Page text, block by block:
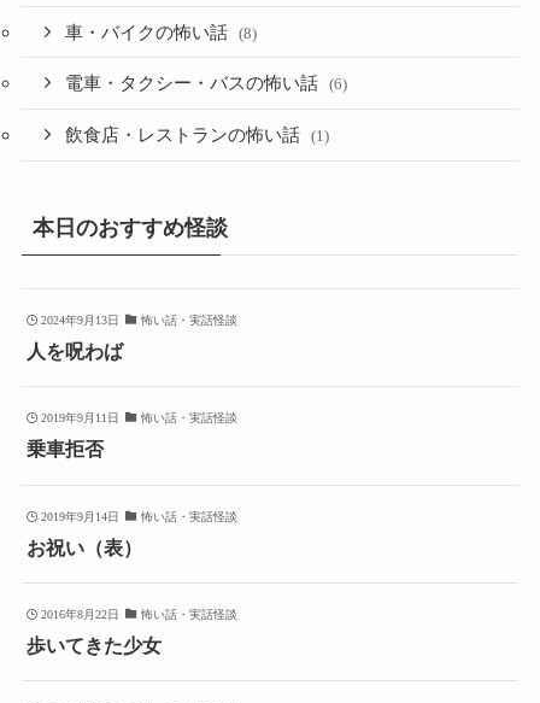
車・バイクの怖い話 (8)
電車・タクシー・バスの怖い話 (6)
飲食店・レストランの怖い話 (1)
本日のおすすめ怪談
2024年9月13日 怖い話・実話怪談
人を呪わば
2019年9月11日 怖い話・実話怪談
乗車拒否
2019年9月14日 怖い話・実話怪談
お祝い（表）
2016年8月22日 怖い話・実話怪談
歩いてきた少女